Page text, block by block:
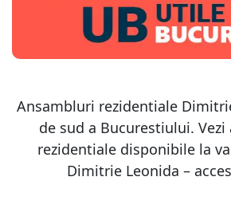
Ansambluri rezidentiale
de sud a Bucurestiului.
rezidentiale disponibile la
Dimitrie Leonida –